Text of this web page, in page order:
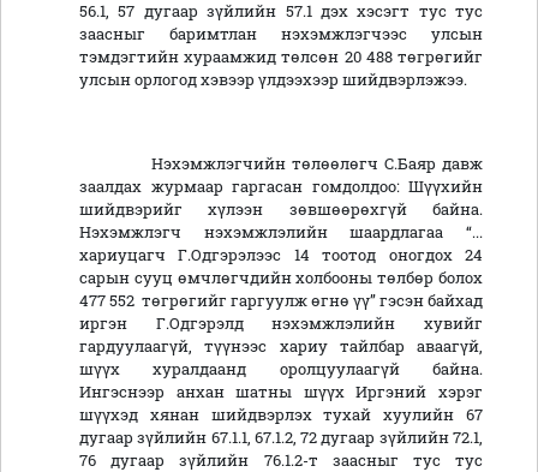
56.1, 57 дугаар зүйлийн 57.1 дэх хэсэгт тус тус
заасныг баримтлан нэхэмжлэгчээс улсын
тэмдэгтийн хураамжид төлсөн 20 488 төгрөгийг
улсын орлогод хэвээр үлдээхээр шийдвэрлэжээ.
Нэхэмжлэгчийн төлөөлөгч С.Баяр давж
заалдах журмаар гаргасан гомдолдоо: Шүүхийн
шийдвэрийг хүлээн зөвшөөрөхгүй байна.
Нэхэмжлэгч нэхэмжлэлийн шаардлагаа “...
хариуцагч Г.Одгэрэлээс 14 тоотод оногдох 24
сарын сууц өмчлөгчдийн холбооны төлбөр болох
477 552 төгрөгийг гаргуулж өгнө үү” гэсэн байхад
иргэн Г.Одгэрэлд нэхэмжлэлийн хувийг
гардуулаагүй, түүнээс хариу тайлбар аваагүй,
шүүх хуралдаанд оролцуулаагүй байна.
Ингэснээр анхан шатны шүүх Иргэний хэрэг
шүүхэд хянан шийдвэрлэх тухай хуулийн 67
дугаар зүйлийн 67.1.1, 67.1.2, 72 дугаар зүйлийн 72.1,
76 дугаар зүйлийн 76.1.2-т заасныг тус тус